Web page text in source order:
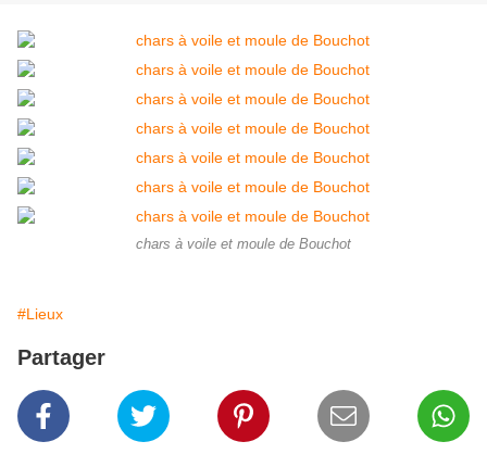
chars à voile et moule de Bouchot
#Lieux
Partager